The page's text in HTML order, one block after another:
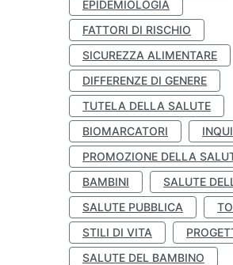
EPIDEMIOLOGIA
FATTORI DI RISCHIO
SICUREZZA ALIMENTARE
DIFFERENZE DI GENERE
TUTELA DELLA SALUTE
BIOMARCATORI
PROMOZIONE DELLA
BAMBINI
SALUTE
SALUTE PUBBLICA
STILI DI VITA
SALUTE DEL BAMBINO